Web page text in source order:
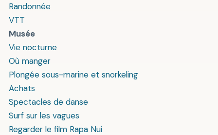
Randonnée
VTT
Musée
Vie nocturne
Où manger
Plongée sous-marine et snorkeling
Achats
Spectacles de danse
Surf sur les vagues
Regarder le film Rapa Nui